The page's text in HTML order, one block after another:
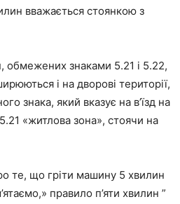
вважається стоянкою з
обмежених знаками 5.21 і 5.22,
і на дворові території,
знака, який вказує на в’їзд на
«житлова зона», стоячи на
те, що гріти машину 5 хвилин
правило п’яти хвилин ”